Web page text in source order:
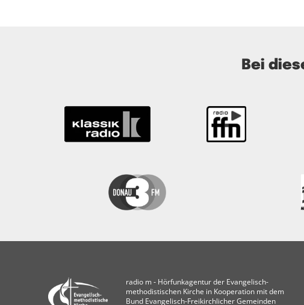
Bei
radio m ‐ Hörfunkagentur der Evangelisch-
methodistischen Kirche in Kooperation mit dem
Bund Evangelisch-Freikirchlicher Gemeinden